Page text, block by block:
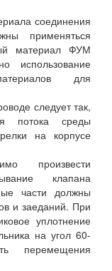
соединения
применяться
материал ФУМ
использование
для
следует так,
потока среды
на корпусе
произвести
клапана
части должны
и заеданий. При
уплотнение
на угол 60-
перемещения